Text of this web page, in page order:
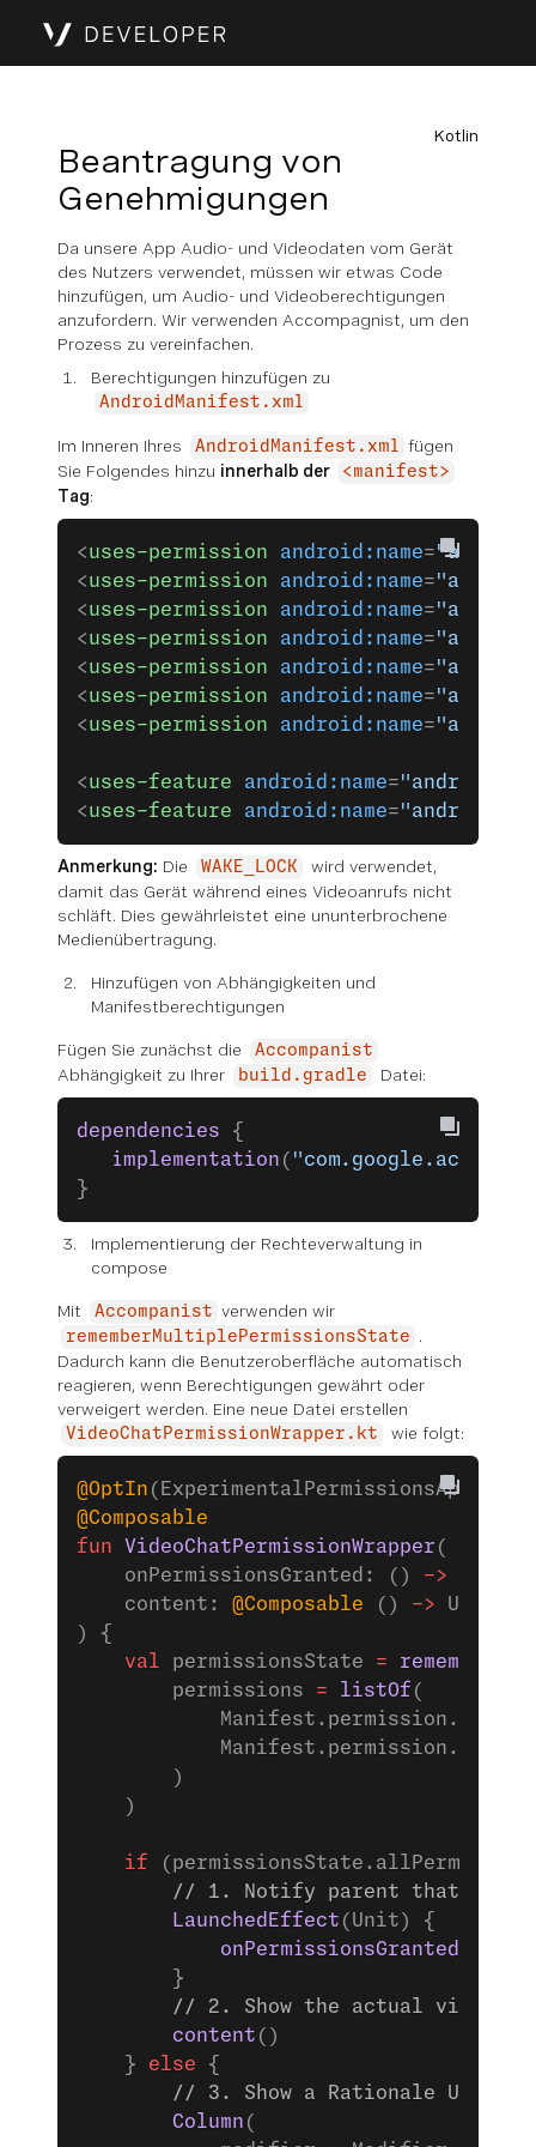
Kotlin
Beantragung von
Genehmigungen
Da unsere App Audio- und Videodaten vom Gerät
des Nutzers verwendet, müssen wir etwas Code
hinzufügen, um Audio- und Videoberechtigungen
anzufordern. Wir verwenden Accompagnist, um den
Prozess zu vereinfachen.
Berechtigungen hinzufügen zu
AndroidManifest.xml
Im Inneren Ihres AndroidManifest.xml fügen
Sie Folgendes hinzu innerhalb der <manifest>
Tag:
<uses-permission android:name=
<uses-permission android:name=
<uses-permission android:name=
<uses-permission android:name=
<uses-permission android:name=
<uses-permission android:name=
<uses-permission android:name=
<uses-feature android:name=
<uses-feature android:name=
Anmerkung: Die WAKE_LOCK
wird verwendet,
damit das Gerät während eines Videoanrufs nicht
schläft. Dies gewährleistet eine ununterbrochene
Medienübertragung.
Hinzufügen von Abhängigkeiten und
Manifestberechtigungen
Fügen Sie zunächst die Accompanist
Abhängigkeit zu Ihrer build.gradle Datei:
dependencies {
   implementation
(
}
Implementierung der Rechteverwaltung in
compose
Mit Accompanist verwenden wir
rememberMultiplePermissionsState
.
Dadurch kann die Benutzeroberfläche automatisch
reagieren, wenn Berechtigungen gewährt oder
verweigert werden. Eine neue Datei erstellen
VideoChatPermissionWrapper.kt wie folgt:
@OptIn (ExperimentalPermissionsApi::
@Composable
fun VideoChatPermissionWrapper (
    onPermissionsGranted: ()
->
    content:
@Composable () -> Unit
) {
    val
permissionsState =
        permissions
= listOf (
        )
    )
    if
// 1. Notify parent that
        LaunchedEffect
(Unit) {
            onPermissionsGranted
        }
        // 2. Show the actual video UI
        content
()
    }
else {
// 3. Show a Rationale UI if
        Column
(